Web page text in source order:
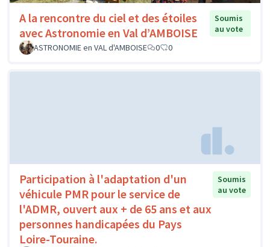
A la rencontre du ciel et des étoiles
avec Astronomie en Val d’AMBOISE
Soumis
au vote
ASTRONOMIE en VAL d'AMBOISE
0 0
Participation à l'adaptation d'un
véhicule PMR pour le service de
l'ADMR, ouvert aux + de 65 ans et aux
personnes handicapées du Pays
Loire-Touraine.
Soumis
au vote